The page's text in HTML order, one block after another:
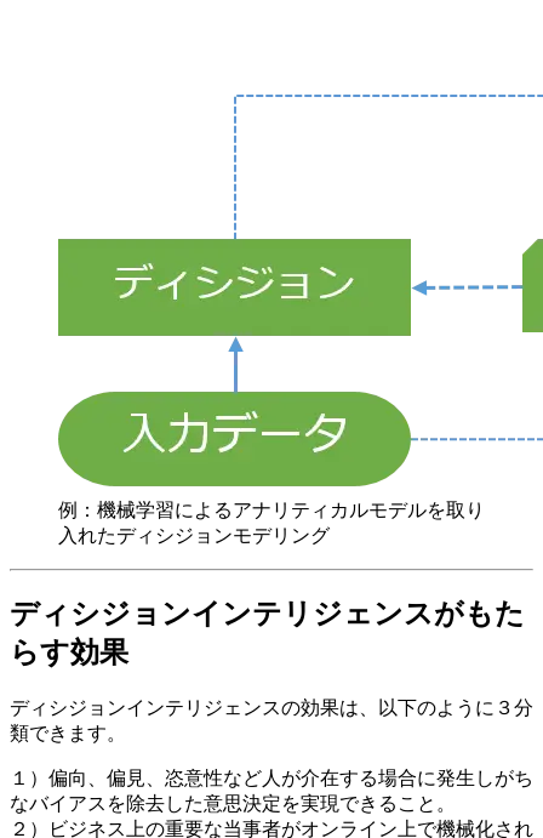
例：機械学習によるアナリティカルモデルを取り
入れたディシジョンモデリング
ディシジョンインテリジェンスがもた
らす効果
ディシジョンインテリジェンスの効果は、以下のように３分
類できます。
１）偏向、偏見、恣意性など人が介在する場合に発生しがち
なバイアスを除去した意思決定を実現できること。
２）ビジネス上の重要な当事者がオンライン上で機械化され